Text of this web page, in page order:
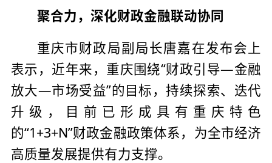
聚合力，深化财政金融联动协同
重庆市财政局副局长唐嘉在发布会上
表示，近年来，重庆围绕“财政引导—金融
放大—市场受益”的目标，持续探索、迭代
升级，目前已形成具有重庆特色
的“1+3+N”财政金融政策体系，为全市经济
高质量发展提供有力支撑。